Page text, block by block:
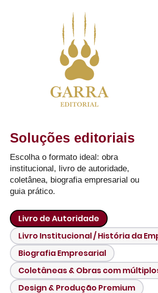
Soluções editoriais
Escolha o formato ideal: obra
institucional, livro de autoridade,
coletânea, biografia empresarial ou
guia prático.
Livro de Autoridade
Livro Institucional / História da
Biografia Empresarial
Coletâneas & Obras com
Design & Produção Premium